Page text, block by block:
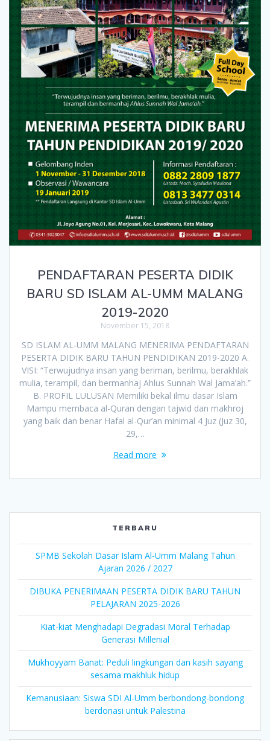
PENDAFTARAN PESERTA DIDIK
BARU SD ISLAM AL-UMM MALANG
2019-2020
November 15, 2018
SD ISLAM AL-UMM MALANG MENERIMA PENDAFTARAN
PESERTA DIDIK BARU TAHUN PENDIDIKAN 2019-2020 A.
VISI: “Terwujudnya insan yang beriman, berilmu, berakhlak
mulia, terampil, dan bermanhaj Ahlus Sunnah Wal Jama’ah.”
B. PROFIL LULUSAN Memiliki bekal ilmu dasar Islam
Mampu membaca al-Quran dengan tajwid dan makhroj
yang baik dan benar Hafal al-Qur’an minimal 4 Juz (Juz 30,
29,…
Read more
TERBARU
SPMB Sekolah Dasar Islam Al-Umm Malang Tahun
Ajaran 2026 / 2027
DIBUKA PENERIMAAN PESERTA DIDIK BARU TAHUN
PELAJARAN 2025-2026
Kiat-kiat Menghadapi Degradasi Moral Terhadap
Generasi Millenial
Mukhoyyam Banat: Peduli lingkungan dan kasih sayang
sesama makhluk hidup
Kemanusiaan: Siswa SDI Al-Umm berbondong-bondong
berdonasi untuk Palestina